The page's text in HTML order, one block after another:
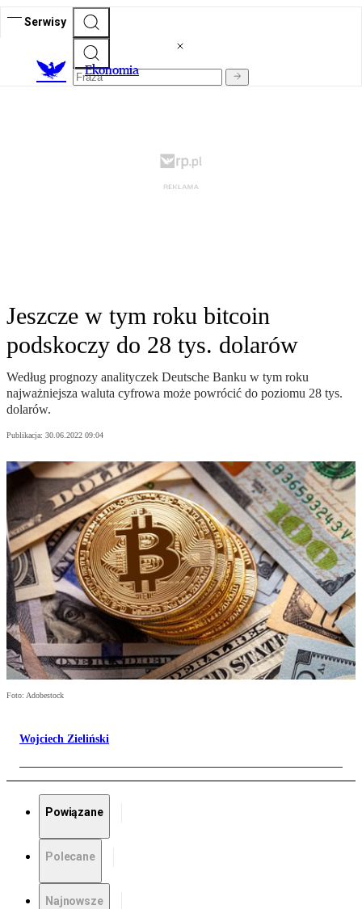
Serwisy
Ekonomia
Jeszcze w tym roku bitcoin
podskoczy do 28 tys. dolarów
Według prognozy analityczek Deutsche Banku w tym roku
najważniejsza waluta cyfrowa może powrócić do poziomu 28 tys.
dolarów.
Publikacja: 30.06.2022 09:04
Foto: Adobestock
Wojciech Zieliński
Powiązane
Polecane
Najnowsze